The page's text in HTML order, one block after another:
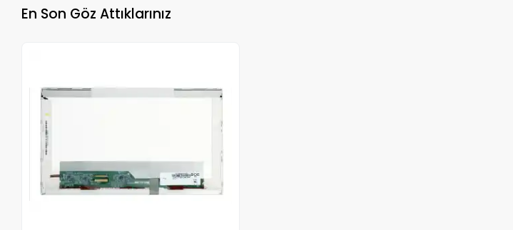
En Son Göz Attıklarınız